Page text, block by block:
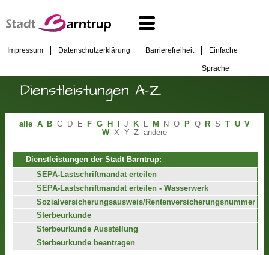
Impressum Datenschutzerklärung Barrierefreiheit Einfache
Sprache
Dienstleistungen A-Z
alle A B C D E F G H J K L M N O P Q R S T U V
W X Y Z andere
Dienstleistungen der Stadt Barntrup:
SEPA-Lastschriftmandat erteilen
SEPA-Lastschriftmandat erteilen - Wasserwerk
Sozialversicherungsausweis/Rentenversicherungsnummer
Sterbeurkunde
Sterbeurkunde Ausstellung
Sterbeurkunde beantragen